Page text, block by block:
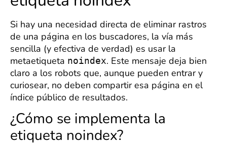
Si hay una necesidad directa de eliminar rastros
de una página en los buscadores, la vía más
sencilla (y efectiva de verdad) es usar la
metaetiqueta noindex. Este mensaje deja bien
claro a los robots que, aunque pueden entrar y
curiosear, no deben compartir esa página en el
índice público de resultados.
¿Cómo se implementa la
etiqueta noindex?